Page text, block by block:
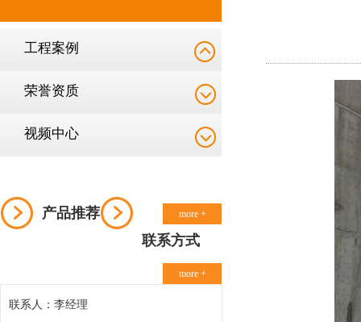
工程案例
荣誉资质
视频中心
产品推荐 more +
联系方式
more +
联系人：李经理